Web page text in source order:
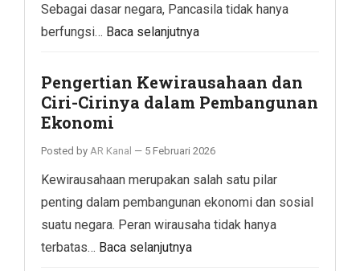
Sebagai dasar negara, Pancasila tidak hanya
berfungsi… Baca selanjutnya
Pengertian Kewirausahaan dan
Ciri-Cirinya dalam Pembangunan
Ekonomi
Posted by AR Kanal — 5 Februari 2026
Kewirausahaan merupakan salah satu pilar
penting dalam pembangunan ekonomi dan sosial
suatu negara. Peran wirausaha tidak hanya
terbatas… Baca selanjutnya